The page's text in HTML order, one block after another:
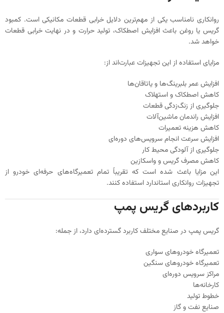
روانکاری نامناسب یکی از مهم‌ترین دلایل خرابی قطعات مکانیکی است. کمبود
گریس یا روغن باعث افزایش اصطکاک، تولید حرارت و در نهایت خرابی قطعات
خواهد شد.
مزایای استفاده از این تجهیزات عبارت‌اند از:
افزایش عمر بلبرینگ‌ها و یاتاقان‌ها
کاهش اصطکاک و استهلاک
جلوگیری از زنگ‌زدگی قطعات
افزایش راندمان ماشین‌آلات
کاهش هزینه تعمیرات
افزایش سرعت انجام سرویس‌های دوره‌ای
جلوگیری از آلودگی محیط کار
کاهش مصرف گریس و واسکازین
این مزایا باعث شده است که تقریباً تمام تعمیرگاه‌های حرفه‌ای خودرو از
تجهیزات روانکاری استاندارد استفاده کنند.
کاربردهای گریس پمپ
گریس پمپ در صنایع مختلف کاربرد گسترده‌ای دارد، از جمله:
تعمیرگاه خودروهای سواری
تعمیرگاه خودروهای سنگین
مراکز سرویس دوره‌ای
کارخانه‌ها
خطوط تولید
صنایع نفت و گاز